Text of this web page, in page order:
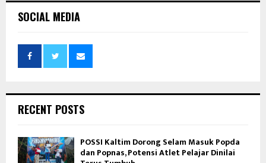
SOCIAL MEDIA
RECENT POSTS
POSSI Kaltim Dorong Selam Masuk Popda
dan Popnas, Potensi Atlet Pelajar Dinilai